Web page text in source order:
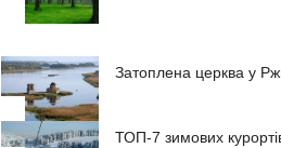
Затоплена церква у
ТОП-7 зимових